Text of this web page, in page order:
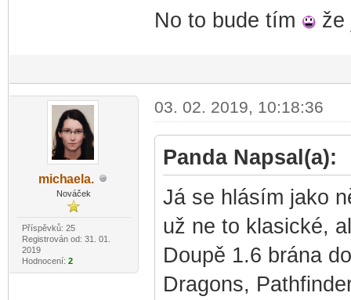
No to bude tím že
michaela.
Nováček
Příspěvků: 25
Registrován od: 31. 01.
2019
Hodnocení: 2
03. 02. 2019, 10:18:36
Panda Napsal(a):
Já se hlásím jako
už ne to klasické,
Doupě 1.6 brána
Dragons,